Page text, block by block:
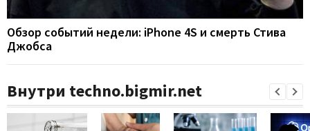
Обзор событий недели: iPhone 4S и смерть Стива
Джобса
Внутри techno.bigmir.net